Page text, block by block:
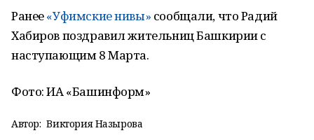
Ранее«Уфимские нивы» сообщали, что Радий
Хабиров поздравил жительниц Башкирии с
наступающим 8 Марта.
Фото: ИА «Башинформ»
Автор: Виктория Назырова